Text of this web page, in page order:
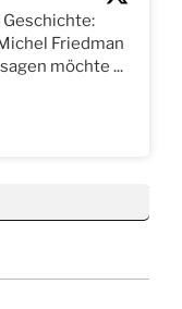
Friedman
möchte ...